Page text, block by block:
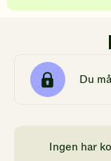
Du
Ingen har